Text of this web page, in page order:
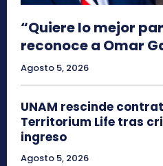
“Quiere lo mejor
reconoce a Omar
Agosto 5, 2026
UNAM rescinde
Territorium Life tras
ingreso
Agosto 5, 2026